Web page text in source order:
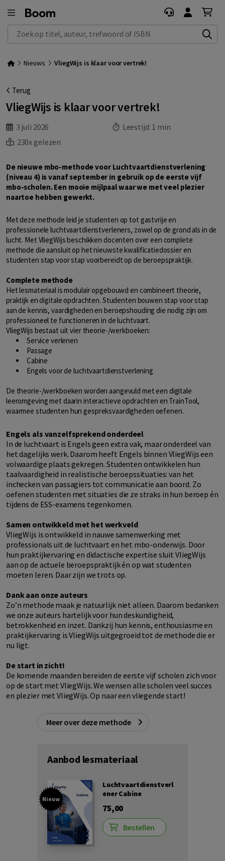
Zoek op titel, auteur, trefwoord of ISBN
Nieuws VliegWijs is klaar voor vertrek!
Terug
VliegWijs is klaar voor vertrek!
3 juli 2026 Leestijd: 1 min
230x gelezen
De nieuwe mbo-methode voor Luchtvaartdienstverlening
(niveau 4) is vanaf september in gebruik op de eerste vijf
mbo-scholen. Een mooie mijlpaal waar we met veel plezier
naartoe hebben gewerkt.
Met deze methode leid je studenten op tot gastvrije en
professionele luchtvaartdienstverleners, zowel op de grond als in de
lucht. Met VliegWijs beschikken docenten over een complete
methode die aansluit op het nieuwste kwalificatiedossier en
studenten stap voor stap voorbereidt op de beroepspraktijk.
Complete methode
Het lesmateriaal is modulair opgebouwd en combineert theorie,
praktijk en digitale opdrachten. Studenten bouwen stap voor stap
aan de kennis, vaardigheden en beroepshouding die nodig zijn om
professioneel te functioneren in de luchtvaart.
VliegWijs bestaat uit vier theorie-/werkboeken:
Service verlenen
Passage
Cabine
Engels voor de luchtvaartdienstverlening
De theorie-/werkboeken worden aangevuld met een digitale
leeromgeving met daarin interactieve opdrachten en TrainTool,
waarmee studenten hun gespreksvaardigheden oefenen.
Engels als vanzelfsprekend onderdeel
In de luchtvaart is Engels geen extra vak, maar onderdeel van
het dagelijks werk. Daarom heeft Engels binnen VliegWijs een
volwaardige plaats gekregen. Studenten ontwikkelen hun
taalvaardigheid in realistische beroepssituaties: van het
inchecken van passagiers tot communicatie aan boord. Zo
oefenen studenten met situaties die ze straks in hun beroep én
tijdens de ESS-examens tegenkomen.
Samen ontwikkeld met het werkveld
VliegWijs is ontwikkeld in nauwe samenwerking met
professionals uit de luchtvaart en het mbo-onderwijs. Door
hun praktijkervaring en didactische expertise sluit VliegWijs
aan op de actuele beroepspraktijk én op wat studenten
moeten leren. Daar zijn we trots op.
Dank aan onze auteurs
Zo’n methode maak je natuurlijk niet alleen. Daarom bedanken
we onze auteurs hartelijk voor hun deskundigheid,
betrokkenheid en inzet. Dankzij hun kennis, enthousiasme en
praktijkervaring is VliegWijs uitgegroeid tot de methode die er
nu ligt.
De start in zicht!
De komende maanden bereiden de eerste vijf scholen zich voor
op de start met VliegWijs. We wensen alle scholen veel succes
en plezier met VliegWijs. Op naar een vliegende start!
Meer over deze methode
Aanbod lesmateriaal
Nieuw
Luchtvaartdienstverl
ener Cabine
75,00
Bestellen